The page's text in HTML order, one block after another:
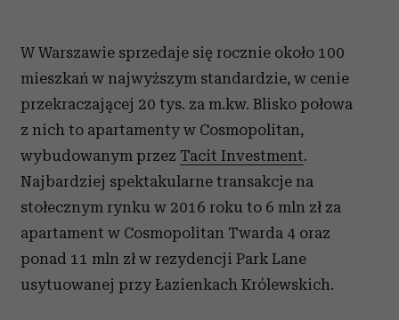
W Warszawie sprzedaje się rocznie około 100
mieszkań w najwyższym standardzie, w cenie
przekraczającej 20 tys. za m.kw. Blisko połowa
z nich to apartamenty w Cosmopolitan,
wybudowanym przez Tacit Investment.
Najbardziej spektakularne transakcje na
stołecznym rynku w 2016 roku to 6 mln zł za
apartament w Cosmopolitan Twarda 4 oraz
ponad 11 mln zł w rezydencji Park Lane
usytuowanej przy Łazienkach Królewskich.